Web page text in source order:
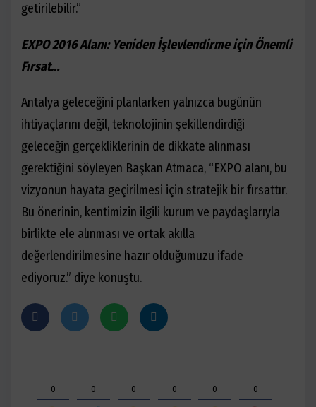
getirilebilir.”
EXPO 2016 Alanı: Yeniden İşlevlendirme için Önemli
Fırsat…
Antalya geleceğini planlarken yalnızca bugünün
ihtiyaçlarını değil, teknolojinin şekillendirdiği
geleceğin gerçekliklerinin de dikkate alınması
gerektiğini söyleyen Başkan Atmaca, “EXPO alanı, bu
vizyonun hayata geçirilmesi için stratejik bir fırsattır.
Bu önerinin, kentimizin ilgili kurum ve paydaşlarıyla
birlikte ele alınması ve ortak akılla
değerlendirilmesine hazır olduğumuzu ifade
ediyoruz.” diye konuştu.
0 0 0 0 0 0